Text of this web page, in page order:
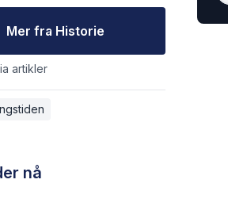
Mer fra Historie
artikler
nå